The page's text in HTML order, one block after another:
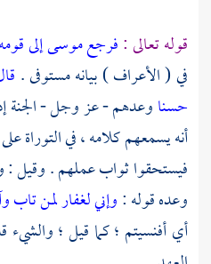
قوله تعالى :فرجع موسى إلى
في ( الأعراف ) بيانه مستوفى .
حسناوعدهم - عز وجل - الجنة
أنه يسمعهم كلامه ، في التوراة
فيستحقوا ثواب عملهم . وقيل
وعده قوله :وإني لغفار لمن تاب
أي أفنسيتم ؛ كما قيل ؛